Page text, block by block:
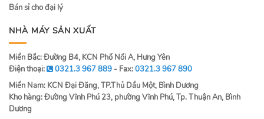
Bán sỉ cho đại lý
NHÀ MÁY SẢN XUẤT
Miền Bắc: Đường B4, KCN Phố Nối A, Hưng Yên
Điện thoại:
0321.3 967 889 - Fax:0321.3 967 890
Miền Nam: KCN Đại Đăng, TP.Thủ Dầu Một, Bình Dương
Kho hàng: Đường Vĩnh Phú 23, phường Vĩnh Phú, Tp. Thuận An, Bình
Dương